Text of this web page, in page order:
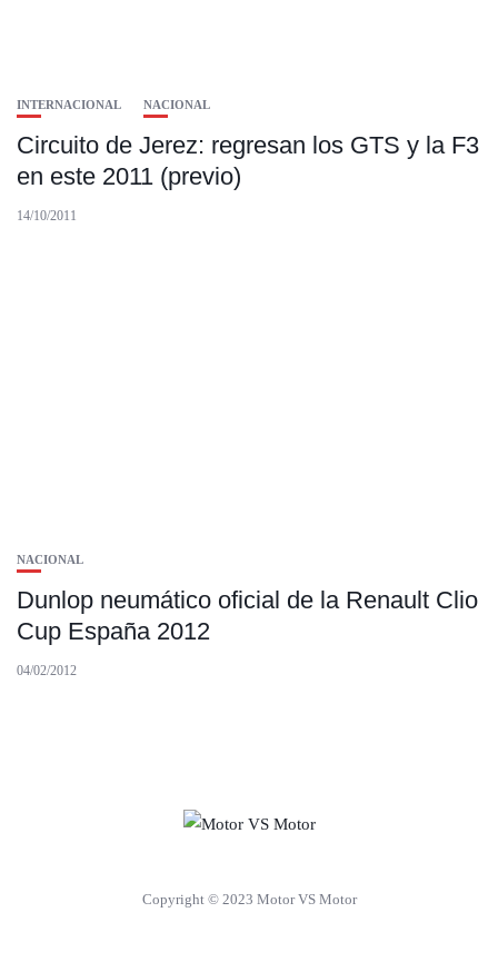
INTERNACIONAL NACIONAL
Circuito de Jerez: regresan los GTS y la F3
en este 2011 (previo)
14/10/2011
NACIONAL
Dunlop neumático oficial de la Renault Clio
Cup España 2012
04/02/2012
Copyright © 2023 Motor VS Motor